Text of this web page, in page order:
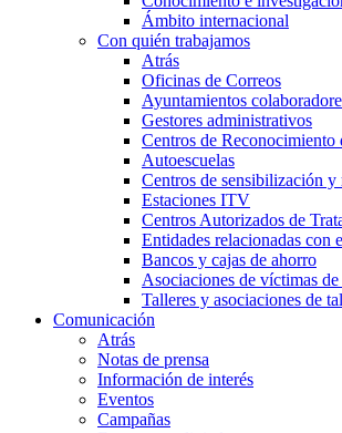
Ámbito internacional
Con quién trabajamos
Atrás
Oficinas de Correos
Ayuntamientos
Gestores administrativos
Centros de Reconocimiento
Autoescuelas
Centros de sensibilización y
Estaciones ITV
Centros Autorizados de
Entidades relacionadas con
Bancos y cajas de ahorro
Asociaciones de víctimas de
Talleres y asociaciones de
Comunicación
Atrás
Notas de prensa
Información de interés
Eventos
Campañas